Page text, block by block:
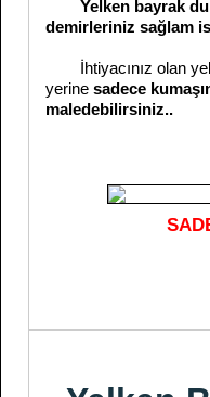
Yelken bayrak
demirleriniz sağlam
İhtiyacınız olan
yerine sadece
maledebilirsiniz..